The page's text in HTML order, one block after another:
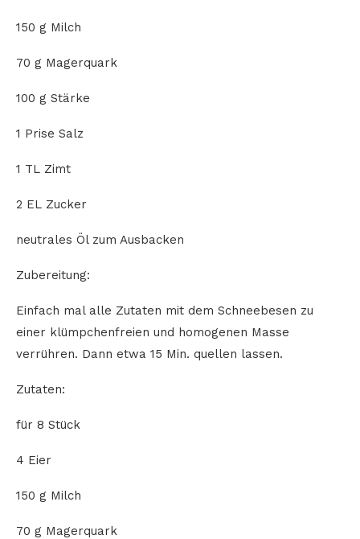
150 g Milch
70 g Magerquark
100 g Stärke
1 Prise Salz
1 TL Zimt
2 EL Zucker
neutrales Öl zum Ausbacken
Zubereitung:
Einfach mal alle Zutaten mit dem Schneebesen zu
einer klümpchenfreien und homogenen Masse
verrühren. Dann etwa 15 Min. quellen lassen.
Zutaten:
für 8 Stück
4 Eier
150 g Milch
70 g Magerquark